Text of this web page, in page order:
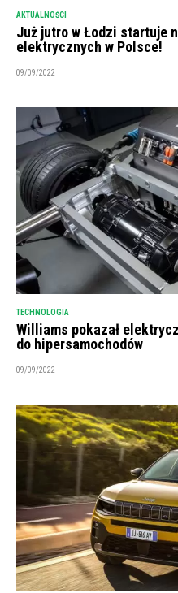
AKTUALNOŚCI
Już jutro w Łodzi startuje
elektrycznych w Polsce!
09/09/2022
TECHNOLOGIA
Williams pokazał
do hipersamochodów
09/09/2022